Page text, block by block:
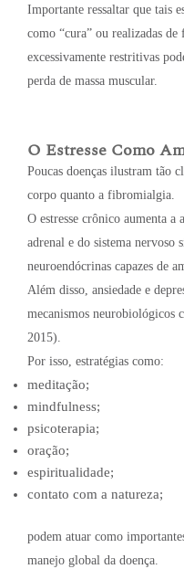
Importante ressaltar que tais
como “cura” ou realizadas
excessivamente restritivas
perda de massa muscular.
O Estresse Como
Poucas doenças ilustram tão
corpo quanto a fibromialgia.
O estresse crônico aumenta
adrenal e do sistema nervoso
neuroendócrinas capazes de
Além disso, ansiedade e
mecanismos neurobiológicos
2015).
Por isso, estratégias como:
meditação;
mindfulness;
psicoterapia;
oração;
espiritualidade;
contato com a natureza;
podem atuar como
manejo global da doença.